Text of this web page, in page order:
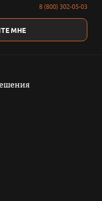
8 (800) 302-05-03
МНЕ